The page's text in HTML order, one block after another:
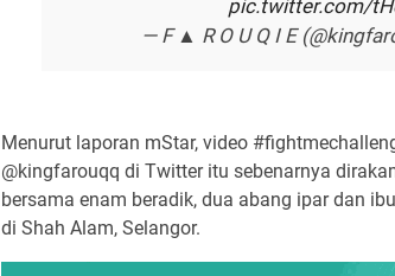
pic.twitter.com/
— F ▲ R O U Q I E
Menurut laporan mStar, video
@kingfarouqq di Twitter itu sebenarnya
bersama enam beradik, dua abang ipar dan
di Shah Alam, Selangor.